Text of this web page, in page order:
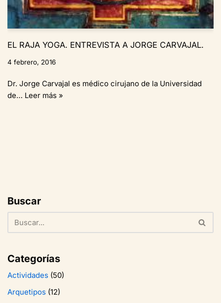
EL RAJA YOGA. ENTREVISTA A JORGE CARVAJAL.
4 febrero, 2016
Dr. Jorge Carvajal es médico cirujano de la Universidad
de… Leer más »
Buscar
Categorías
Actividades (50)
Arquetipos (12)